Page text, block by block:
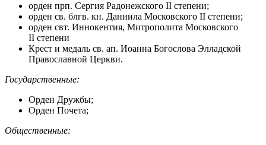
орден прп. Сергия Радонежского II степени;
орден св. блгв. кн. Даниила Московского II степени;
орден свт. Иннокентия, Митрополита Московского
II степени
Крест и медаль св. ап. Иоанна Богослова Элладской
Православной Церкви.
Государственные:
Орден Дружбы;
Орден Почета;
Общественные: